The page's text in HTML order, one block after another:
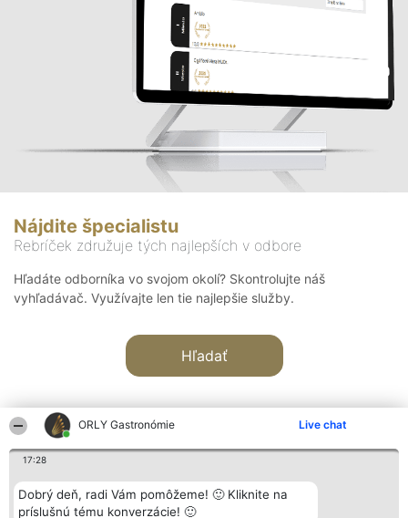
ORLY Gastronómie Live chat
17:28
Dobrý deň, radi Vám pomôžeme! 🙂 Kliknite na
príslušnú tému konverzácie! 🙂
Nájdite špecialistu
Rebríček združuje tých najlepších v odbore
Hľadáte odborníka vo svojom okolí? Skontrolujte náš
vyhľadávač. Využívajte len tie najlepšie služby.
Hľadať
Organizátor hodnotenia
Bright Side Solutions sp. z o.
Hodnotenie
Laureáti
Kontakt
Kontakt